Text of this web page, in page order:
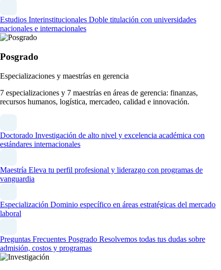
Estudios Interinstitucionales Doble titulación con universidades
nacionales e internacionales
Posgrado
Especializaciones y maestrías en gerencia
7 especializaciones y 7 maestrías en áreas de gerencia: finanzas,
recursos humanos, logística, mercadeo, calidad e innovación.
Doctorado Investigación de alto nivel y excelencia académica con
estándares internacionales
Maestría Eleva tu perfil profesional y liderazgo con programas de
vanguardia
Especialización Dominio específico en áreas estratégicas del mercado
laboral
Preguntas Frecuentes Posgrado Resolvemos todas tus dudas sobre
admisión, costos y programas